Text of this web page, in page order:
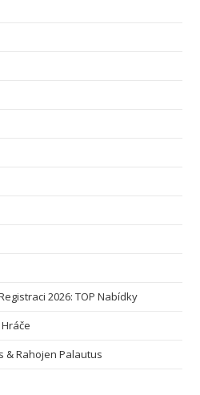
2026: TOP Nabídky
& Rahojen Palautus